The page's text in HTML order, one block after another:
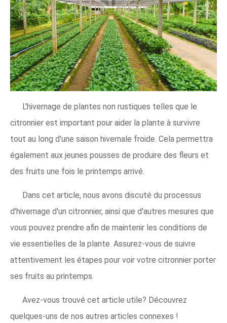
L'hivernage de plantes non rustiques telles que le
citronnier est important pour aider la plante à survivre
tout au long d'une saison hivernale froide. Cela permettra
également aux jeunes pousses de produire des fleurs et
des fruits une fois le printemps arrivé.
Dans cet article, nous avons discuté du processus
d'hivernage d'un citronnier, ainsi que d'autres mesures que
vous pouvez prendre afin de maintenir les conditions de
vie essentielles de la plante. Assurez-vous de suivre
attentivement les étapes pour voir votre citronnier porter
ses fruits au printemps.
Avez-vous trouvé cet article utile? Découvrez
quelques-uns de nos autres articles connexes !